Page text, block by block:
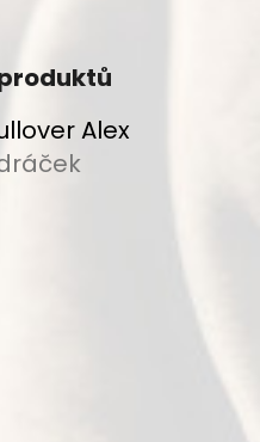
Alex
je 5 z 5 hvězdiček.